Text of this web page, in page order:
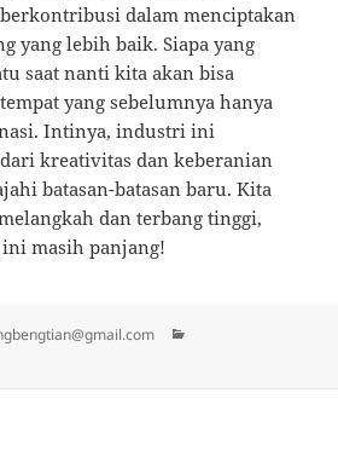
dalam menciptakan
yang lebih baik. Siapa yang
saat nanti kita akan bisa
yang sebelumnya hanya
Intinya, industri ini
kreativitas dan keberanian
batasan-batasan baru. Kita
dan terbang tinggi,
masih panjang!